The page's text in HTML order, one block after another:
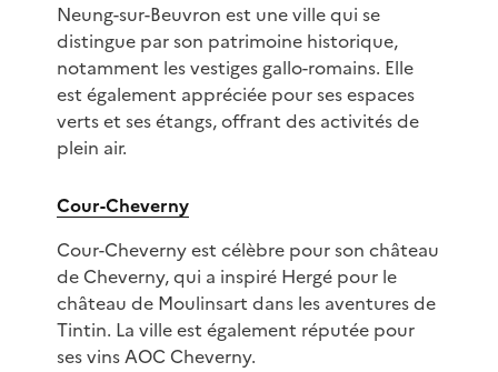
Neung-sur-Beuvron est une ville qui se
distingue par son patrimoine historique,
notamment les vestiges gallo-romains. Elle
est également appréciée pour ses espaces
verts et ses étangs, offrant des activités de
plein air.
Cour-Cheverny
Cour-Cheverny est célèbre pour son château
de Cheverny, qui a inspiré Hergé pour le
château de Moulinsart dans les aventures de
Tintin. La ville est également réputée pour
ses vins AOC Cheverny.